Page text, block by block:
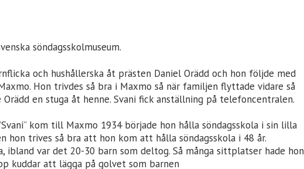
söndagsskolmuseum.
och hushållerska åt prästen Daniel Orädd och hon följde med
Hon trivdes så bra i Maxmo så när familjen flyttade vidare så
en stuga åt henne. Svani fick anställning på telefoncentralen.
kom till Maxmo 1934 började hon hålla söndagsskola i sin lilla
hon trives så bra att hon kom att hålla söndagsskola i 48 år.
ibland var det 20-30 barn som deltog. Så många sittplatser hade hon
kuddar att lägga på golvet som barnen